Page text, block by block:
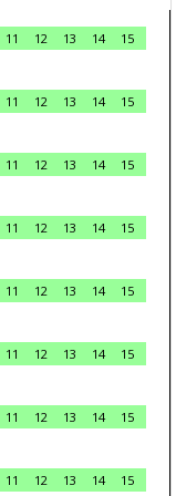
11 12 13 14
15
11 12 13 14
15
11 12 13 14
15
11 12 13 14
15
11 12 13 14
15
11 12 13 14
15
11 12 13 14
15
11 12 13 14
15